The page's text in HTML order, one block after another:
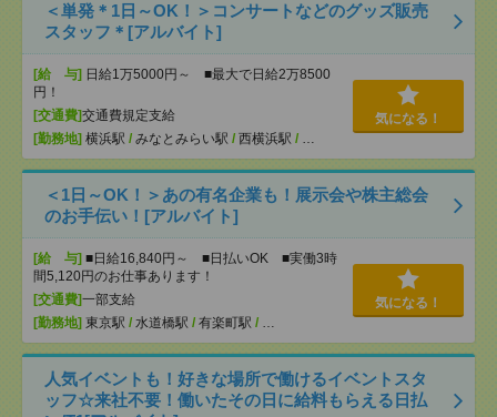
＜単発＊1日～OK！＞コンサートなどのグッズ販売
スタッフ＊[アルバイト]
[給 与] 日給1万5000円～ ■最大で日給2万8500
円！
[交通費]交通費規定支給
[勤務地] 横浜駅 / みなとみらい駅 / 西横浜駅 / …
気になる！
＜1日～OK！＞あの有名企業も！展示会や株主総会
のお手伝い！[アルバイト]
[給 与] ■日給16,840円～ ■日払いOK ■実働3時
間5,120円のお仕事あります！
[交通費]一部支給
[勤務地] 東京駅 / 水道橋駅 / 有楽町駅 / …
気になる！
人気イベントも！好きな場所で働けるイベントスタ
ッフ☆来社不要！働いたその日に給料もらえる日払